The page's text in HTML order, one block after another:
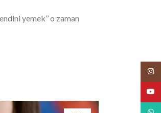
yemek’’ o zaman